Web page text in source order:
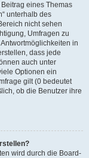
eines Themas
unterhalb des
nicht sehen
Umfragen zu
in
dass jede
auch unter
Optionen ein
gilt (0 bedeutet
ob die Benutzer ihre
wird durch die Board-